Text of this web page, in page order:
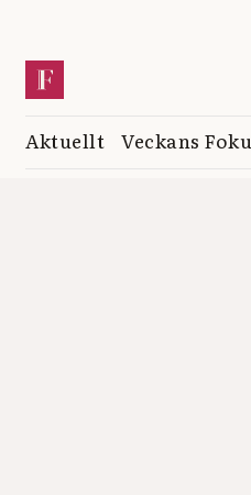
Aktuellt Veckans